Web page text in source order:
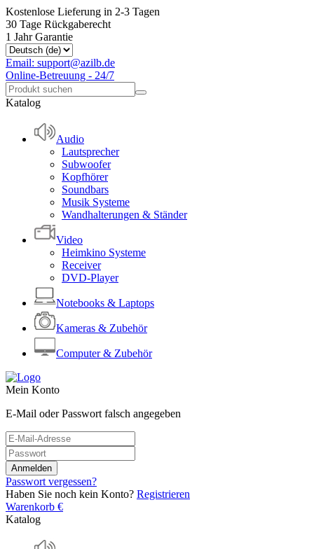
Kostenlose Lieferung in 2-3 Tagen
30 Tage Rückgaberecht
1 Jahr Garantie
Email: support@azilb.de
Online-Betreuung - 24/7
Katalog
Audio
Lautsprecher
Subwoofer
Kopfhörer
Soundbars
Musik Systeme
Wandhalterungen & Ständer
Video
Heimkino Systeme
Receiver
DVD-Player
Notebooks & Laptops
Kameras & Zubehör
Computer & Zubehör
Mein Konto
E-Mail oder Passwort falsch angegeben
Passwort vergessen?
Haben Sie noch kein Konto? Registrieren
Warenkorb €
Katalog